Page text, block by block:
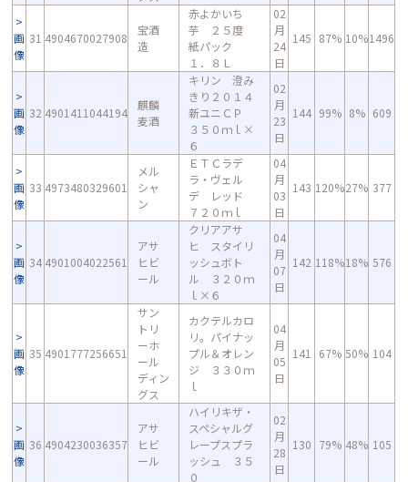
画
像
31 4904670027908
宝酒
造
赤よかいち
芋 ２５度
紙パック
１．８Ｌ
02
月
24
日
145 87% 10%1496
画
像
32 4901411044194
麒麟
麦酒
キリン 澄み
きり２０１４
新ユニＣＰ
３５０ｍｌ×
６
02
月
23
日
144 99% 8% 609
画
像
33 4973480329601
メル
シャ
ン
ＥＴＣラデ
ラ・ヴェル
デ レッド
７２０ｍｌ
04
月
03
日
143 120%27% 377
画
像
34 4901004022561
アサ
ヒビ
ール
クリアアサ
ヒ スタイリ
ッシュボト
ル ３２０ｍ
ｌ×６
04
月
07
日
142 118%18% 576
画
像
35 4901777256651
サン
トリ
ーホ
ール
ディン
グス
カクテルカロ
リ。パイナッ
プル＆オレン
ジ ３３０ｍ
ｌ
04
月
05
日
141 67% 50% 104
画
像
36 4904230036357
アサ
ヒビ
ール
ハイリキザ・
スペシャルグ
レープスプラ
ッシュ ３５
０
02
月
28
日
130 79% 48% 105